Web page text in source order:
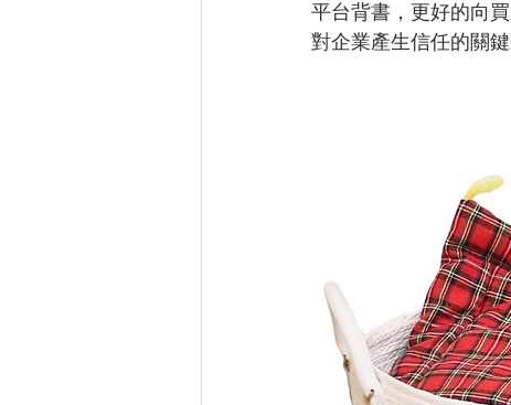
平台背書，更好的向
對企業產生信任的關鍵